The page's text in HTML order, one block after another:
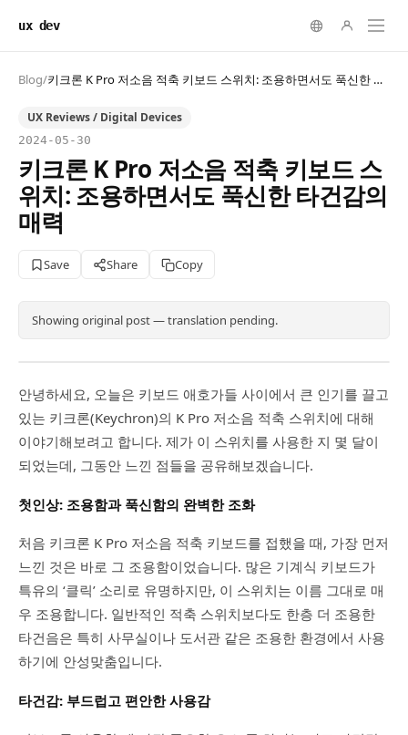
ux dev
Blog/ 키크론 K Pro 저소음 적축 키보드 스위치: 조용하면서도 푹신한 타건감의 매력
UX Reviews / Digital Devices
2024-05-30
키크론 K Pro 저소음 적축 키보드 스
위치: 조용하면서도 푹신한 타건감의
매력
Save Share Copy
Showing original post — translation pending.
안녕하세요, 오늘은 키보드 애호가들 사이에서 큰 인기를 끌고
있는 키크론(Keychron)의 K Pro 저소음 적축 스위치에 대해
이야기해보려고 합니다. 제가 이 스위치를 사용한 지 몇 달이
되었는데, 그동안 느낀 점들을 공유해보겠습니다.
첫인상: 조용함과 푹신함의 완벽한 조화
처음 키크론 K Pro 저소음 적축 키보드를 접했을 때, 가장 먼저
느낀 것은 바로 그 조용함이었습니다. 많은 기계식 키보드가
특유의 ‘클릭’ 소리로 유명하지만, 이 스위치는 이름 그대로 매
우 조용합니다. 일반적인 적축 스위치보다도 한층 더 조용한
타건음은 특히 사무실이나 도서관 같은 조용한 환경에서 사용
하기에 안성맞춤입니다.
타건감: 부드럽고 편안한 사용감